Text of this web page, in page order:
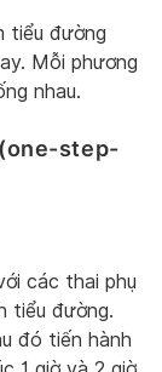
tiểu đường
Mỗi phương
nhau.
step-
các thai phụ
tiểu đường.
đó tiến hành